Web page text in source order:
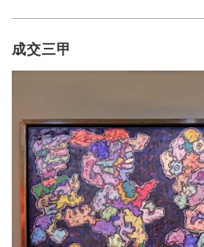
成交三甲